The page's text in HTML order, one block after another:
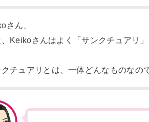
さん、
Keikoさんはよく「サンクチュアリ
チュアリとは、一体どんなものなの